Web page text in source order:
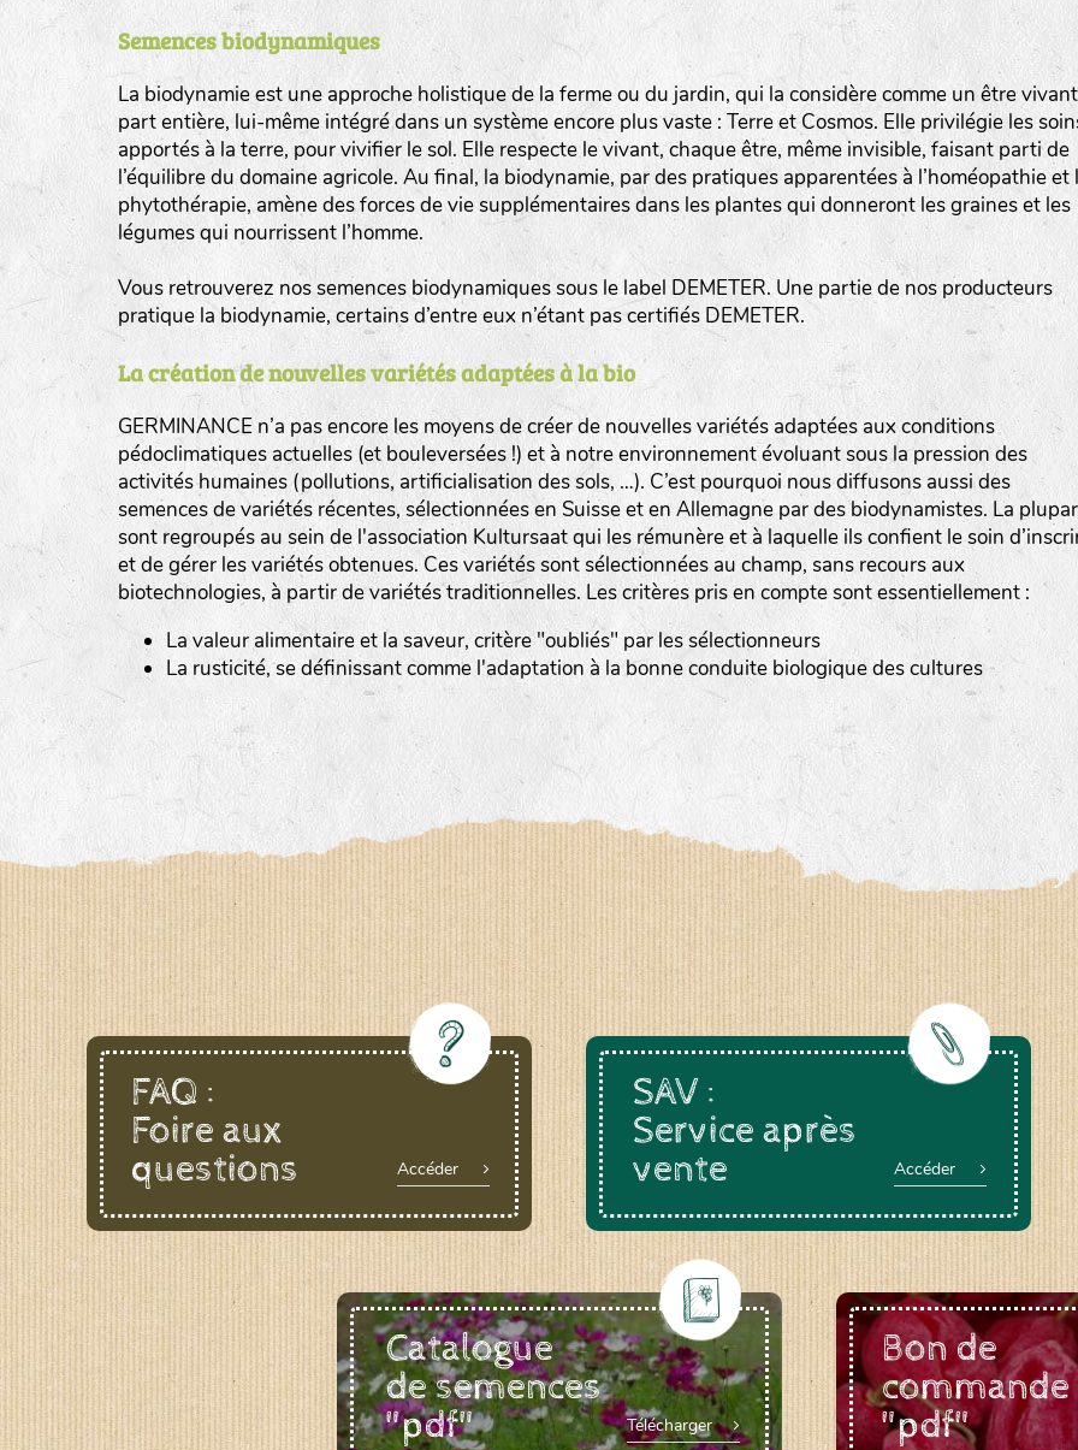
Semences biodynamiques
La biodynamie est une approche holistique de la ferme ou du jardin, qui la considère comme un être
part entière, lui-même intégré dans un système encore plus vaste : Terre et Cosmos. Elle privilégie les
apportés à la terre, pour vivifier le sol. Elle respecte le vivant, chaque être, même invisible, faisant parti de
l’équilibre du domaine agricole. Au final, la biodynamie, par des pratiques apparentées à l’homéopathie et
phytothérapie, amène des forces de vie supplémentaires dans les plantes qui donneront les graines et les
légumes qui nourrissent l’homme.
Vous retrouverez nos semences biodynamiques sous le label DEMETER. Une partie de nos producteurs
pratique la biodynamie, certains d’entre eux n’étant pas certifiés DEMETER.
La création de nouvelles variétés adaptées à la bio
GERMINANCE n’a pas encore les moyens de créer de nouvelles variétés adaptées aux conditions
pédoclimatiques actuelles (et bouleversées !) et à notre environnement évoluant sous la pression des
activités humaines (pollutions, artificialisation des sols, …). C’est pourquoi nous diffusons aussi des
semences de variétés récentes, sélectionnées en Suisse et en Allemagne par des biodynamistes. La
sont regroupés au sein de l'association Kultursaat qui les rémunère et à laquelle ils confient le soin
et de gérer les variétés obtenues. Ces variétés sont sélectionnées au champ, sans recours aux
biotechnologies, à partir de variétés traditionnelles. Les critères pris en compte sont essentiellement :
La valeur alimentaire et la saveur, critère "oubliés" par les sélectionneurs
La rusticité, se définissant comme l'adaptation à la bonne conduite biologique des cultures
BINGENHEIMER SAATGUT (BGH)
www.bingenheimersaatgut.de
DE BOLSTER (DBO)
www.bolster.nl
GRAINE DEL PAÏS (GDP)
www.grainesdelpais.com
JARDIN EN’VIE (JEV)
LA BOITE A GRAINES (LBAG)
www.laboiteagraines.com
L’AUBEPIN (PDO)
www.aubepin.fr
LE BIAU GERME (LBG)
www.biaugerme.com
SATIVA RHEINAU (SAD)
www.sativa-rheinau.ch
SEMAILLES (SEM)
www.semaille.com
BPA : Initiales du producteur ou du fournisseur de
semence.
1 : Numéro d’ordre du lot
A : Sans calibre.
: Gros
: Moyen calibre
P: Petit calibre
Légumes feuilles
Légumes racines
Plantes aromatiques
FAQ :
Foire aux
questions
Accéder
SAV :
Service après
vente
Accéder
Catalogue
de semences
"pdf"
Télécharger
Bon de
commande
"pdf"